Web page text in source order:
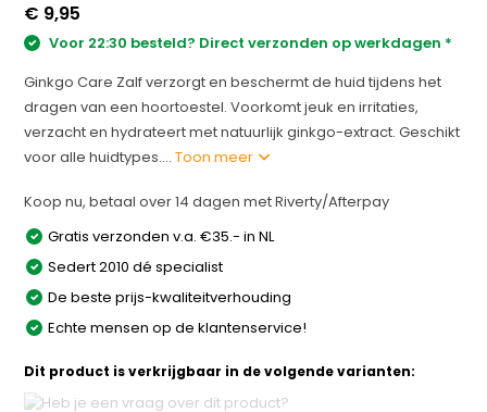
€ 9,95
Voor 22:30 besteld? Direct verzonden op werkdagen *
Ginkgo Care Zalf verzorgt en beschermt de huid tijdens het
dragen van een hoortoestel. Voorkomt jeuk en irritaties,
verzacht en hydrateert met natuurlijk ginkgo-extract. Geschikt
voor alle huidtypes....Toon meer
Koop nu, betaal over 14 dagen met Riverty/Afterpay
Gratis verzonden v.a. €35.- in NL
Sedert 2010 dé specialist
De beste prijs-kwaliteitverhouding
Echte mensen op de klantenservice!
Dit product is verkrijgbaar in de volgende varianten: